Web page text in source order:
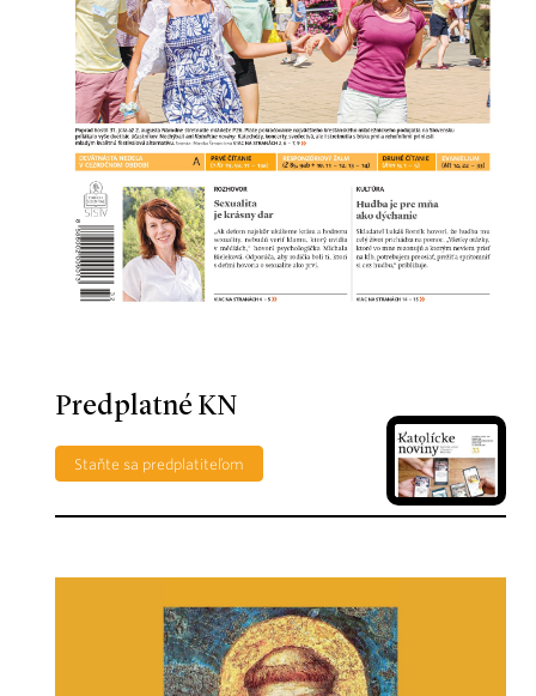
Predplatné KN
Staňte sa predplatiteľom